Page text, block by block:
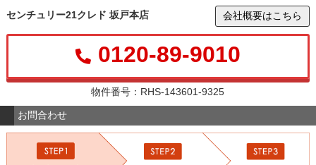
センチュリー21クレド 坂戸本店 会社概要はこちら
0120-89-9010
物件番号：RHS-143601-9325
お問合わせ